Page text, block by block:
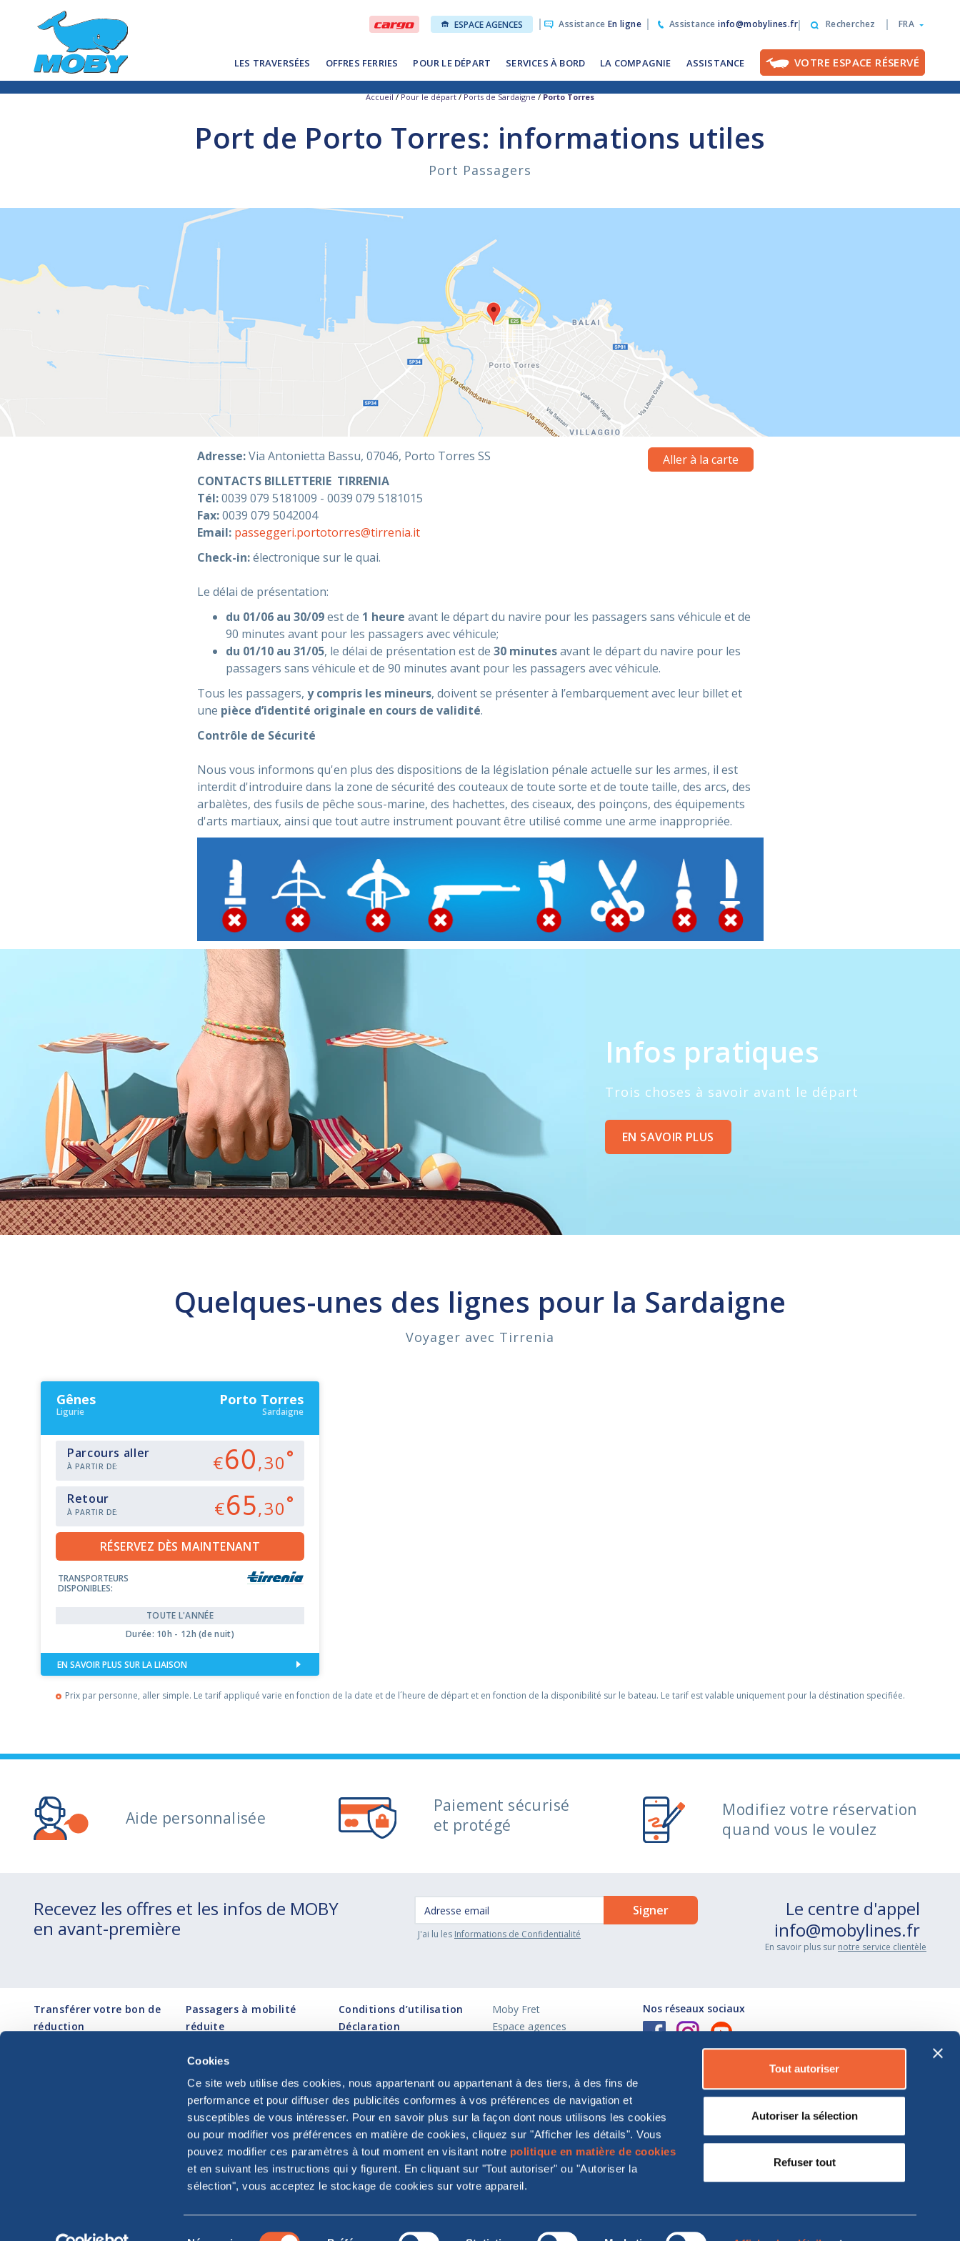
Cookies
Ce site web utilise des cookies, nous appartenant ou appartenant à des tiers, à des fins de
performance et pour diffuser des publicités conformes à vos préférences de navigation et
susceptibles de vous intéresser. Pour en savoir plus sur la façon dont nous utilisons les cookies
ou pour modifier vos préférences en matière de cookies, cliquez sur "Afficher les détails". Vous
pouvez modifier ces paramètres à tout moment en visitant notre politique en matière de cookies
et en suivant les instructions qui y figurent. En cliquant sur "Tout autoriser" ou "Autoriser la
sélection", vous acceptez le stockage de cookies sur votre appareil.
Tout autoriser
Autoriser la sélection
Refuser tout
Recherchez FRA
LES TRAVERSÉES OFFRES FERRIES POUR LE DÉPART SERVICES À BORD LA COMPAGNIE ASSISTANCE VOTRE ESPACE RÉSERVÉ
ESPACE AGENCES Assistance En ligne Assistanceinfo@mobylines.fr
Accueil/Pour le départ/Ports de Sardaigne/Porto Torres
Port de Porto Torres: informations utiles
Port Passagers
Adresse:Via Antonietta Bassu, 07046, Porto Torres SS
Aller à la carte
CONTACTS BILLETTERIE TIRRENIA
Tél:0039 079 5181009 - 0039 079 5181015
Fax:0039 079 5042004
Email: passeggeri.portotorres@tirrenia.it
Check-in:électronique sur le quai.
Le délai de présentation:
du 01/06 au 30/09est de 1 heure avant le départ du navire pour les passagers sans véhicule et de
90 minutes avant pour les passagers avec véhicule;
du 01/10 au 31/05, le délai de présentation est de 30 minutesavant le départ du navire pour les
passagers sans véhicule et de 90 minutes avant pour les passagers avec véhicule.
Tous les passagers, y compris les mineurs, doivent se présenter à l’embarquement avec leur billet et
une pièce d’identité originale en cours de validité.
Contrôle de Sécurité
Nous vous informons qu'en plus des dispositions de la législation pénale actuelle sur les armes, il est
interdit d'introduire dans la zone de sécurité des couteaux de toute sorte et de toute taille, des arcs, des
arbalètes, des fusils de pêche sous-marine, des hachettes, des ciseaux, des poinçons, des équipements
d'arts martiaux, ainsi que tout autre instrument pouvant être utilisé comme une arme inappropriée.
Infos pratiques
Trois choses à savoir avant le départ
EN SAVOIR PLUS
Quelques-unes des lignes pour la Sardaigne
Voyager avec Tirrenia
Gênes
Ligurie
Porto Torres
Sardaigne
Parcours aller
À PARTIR DE: €60,30
Retour
À PARTIR DE: €65,30
TRANSPORTEURS
DISPONIBLES:
TOUTE L'ANNÉE
Durée: 10h - 12h (de nuit)
EN SAVOIR PLUS SUR LA LIAISON
Prix par personne, aller simple. Le tarif appliqué varie en fonction de la date et de l´heure de départ et en fonction de la disponibilité sur le bateau. Le tarif est valable uniquement pour la déstination specifiée.
Aide personnalisée
Paiement sécurisé
et protégé
Modifiez votre réservation
quand vous le voulez
Recevez les offres et les infos de MOBY
en avant-première
J'ai lu les Informations de Confidentialité
Le centre d'appel
info@mobylines.fr
En savoir plus sur notre service clientèle
Transférer votre bon de
réduction
Passagers à mobilité
réduite
Politique de
confidentialité et de
cookies
Conditions d’utilisation
Déclaration
Moby Fret
Espace agences
Nos réseaux sociaux
Téléchargez l’application Moby
MOBY S.p.A.
Siège social : Via Larga 26, 20122 Milano
Registre du commerce et des sociétés de Milan et NIF 04846130633 - Numéro de TVA 13301990159. MOBY S.p.A.
est gérée et coordonnée par Onorato Armatori S.r.l.
LOONEY TUNES and all related characters and elements are trademarks of and © Warner Bros. Entertainment